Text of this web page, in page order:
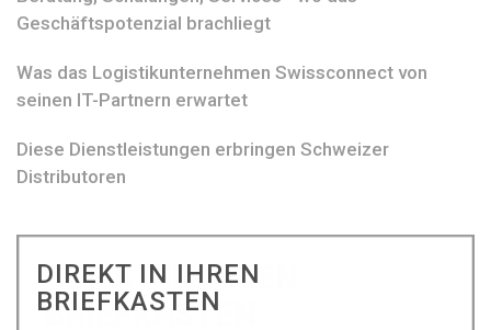
Geschäftspotenzial brachliegt
Was das Logistikunternehmen Swissconnect von
seinen IT-Partnern erwartet
Diese Dienstleistungen erbringen Schweizer
Distributoren
DIREKT IN IHREN
BRIEFKASTEN